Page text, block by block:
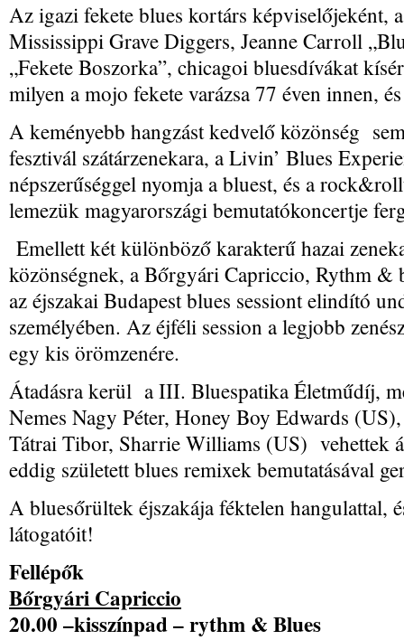
Az igazi fekete blues kortárs képviselőjeként,
Mississippi Grave Diggers, Jeanne Carroll
„Fekete Boszorka”, chicagoi bluesdívákat
milyen a mojo fekete varázsa 77 éven innen,
A keményebb hangzást kedvelő közönség
fesztivál szátárzenekara, a Livin’ Blues
népszerűséggel nyomja a bluest, és a
lemezük magyarországi bemutatókoncertje
Emellett két különböző karakterű hazai
közönségnek, a Bőrgyári Capriccio, Rythm &
az éjszakai Budapest blues sessiont elindító
személyében. Az éjféli session a legjobb
egy kis örömzenére.
Átadásra kerül a III. Bluespatika Életműdíj,
Nemes Nagy Péter, Honey Boy Edwards
Tátrai Tibor, Sharrie Williams (US) vehettek
eddig született blues remixek bemutatásával
A bluesőrültek éjszakája féktelen hangulattal,
látogatóit!
Fellépők
Bőrgyári Capriccio
20.00 –kisszínpad – rythm & Blues